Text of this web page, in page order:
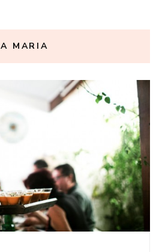
A MARIA